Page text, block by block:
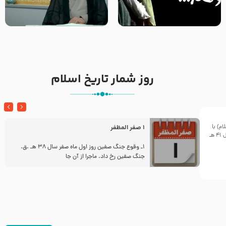
خطبه حضرت سلمان سه روز پس از
شهادت پیامبر اکرم صلی الله علیه
مادر داعش – حجت الاسلام جباری
با
معاویه در بیست و ششم ربیع الاول سال 41 هـ
روز شمار تاریخ اسلام
1 صفر المظفر
1ـ وقوع جنگ صفین روز اول ماه صفر سال 38 هـ .ق.
جنگ صفین رخ داد. ماجرا از آن جا